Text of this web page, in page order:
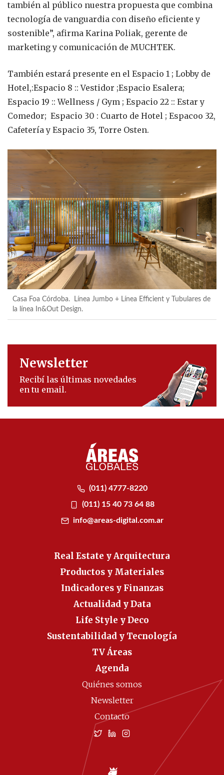
también al público nuestra propuesta que combina
tecnología de vanguardia con diseño eficiente y
sostenible”, afirma Karina Poliak, gerente de
marketing y comunicación de MUCHTEK.
También estará presente en el Espacio 1 ; Lobby de
Hotel,:Espacio 8 :: Vestidor ;Espacio Esalera;
Espacio 19 :: Wellness / Gym ; Espacio 22 :: Estar y
Comedor; Espacio 30 : Cuarto de Hotel ; Espacoo 32,
Cafetería y Espacio 35, Torre Osten.
Casa Foa Córdoba. Línea Jumbo + Línea Efficient y Tubulares de
la línea In&Out Design.
Newsletter
Recibí las últimas novedades
en tu email.
(011) 4777-8220
(011) 15 40 73 64 88
info@areas-digital.com.ar
Real Estate y Arquitectura
Productos y Materiales
Indicadores y Finanzas
Actualidad y Data
Life Style y Deco
Sustentabilidad y Tecnología
TV Áreas
Agenda
Quiénes somos
Newsletter
Contacto